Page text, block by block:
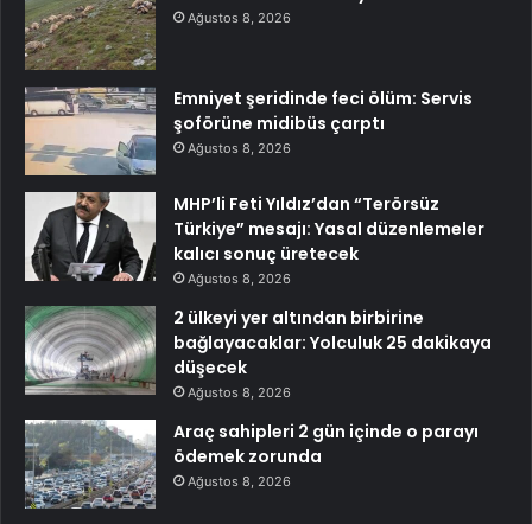
Ağustos 8, 2026
Emniyet şeridinde feci ölüm: Servis
şoförüne midibüs çarptı
Ağustos 8, 2026
MHP’li Feti Yıldız’dan “Terörsüz
Türkiye” mesajı: Yasal düzenlemeler
kalıcı sonuç üretecek
Ağustos 8, 2026
2 ülkeyi yer altından birbirine
bağlayacaklar: Yolculuk 25 dakikaya
düşecek
Ağustos 8, 2026
Araç sahipleri 2 gün içinde o parayı
ödemek zorunda
Ağustos 8, 2026